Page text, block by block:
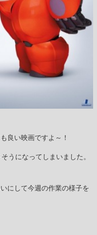
良い映画ですよ～！
うになってしまいました。
にして今週の作業の様子を